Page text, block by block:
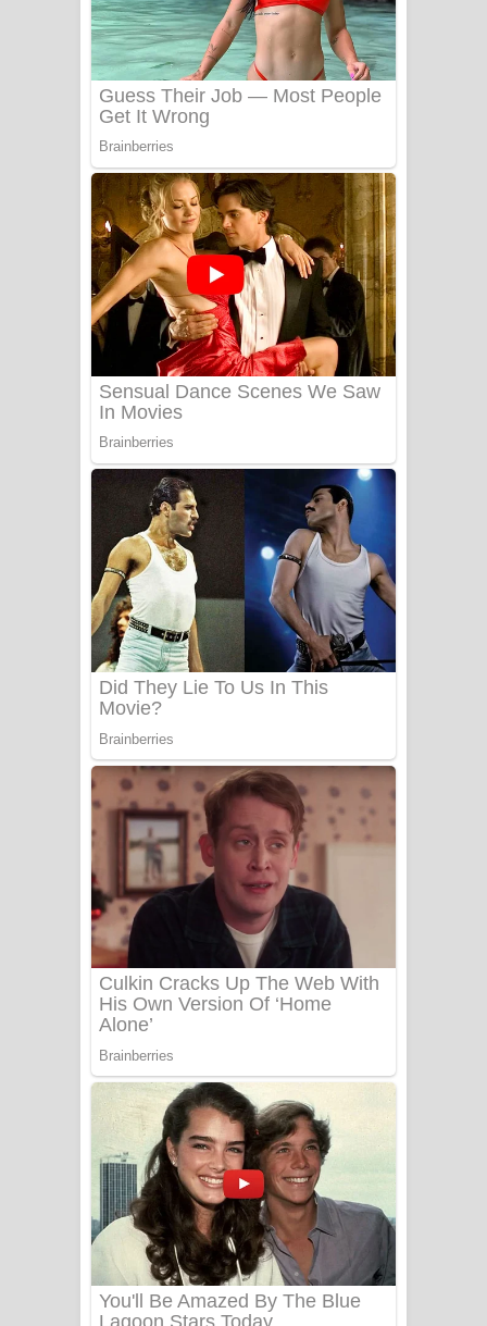
Benthara Palame Song Lyrics -
බෙන්තර පාලමේ ගීතයේ පද පෙළ
බැබලෙන ගීතයේ පද පෙළ
Adare Wadi Nisa Song Lyrics - ආදරේ
වැඩි නිසා ගීතයේ පද පෙළ
UNUHUMA Song Lyrics - උණුහුම
ගීතයේ පද පෙළ
Katakara Song Lyrics - කටකාර ගීතයේ
Tharu Yaye Dilena Song Lyrics - තරු
යායේ දිලෙනා ගීතයේ පද පෙළ
Ow Man Sosa Song Lyrics - ඔව් මං
සෝසා ගීතයේ පද පෙළ
Heavy Weight Song Lyrics
ලංවීලා ගීතයේ පද පෙළ
Ala purannata Song Lyrics - ආල
පුරන්නට ගීතයේ පද පෙළ
FEVER DREAM Lyrics - Alex Warren
BTS : Hooligan Lyrics
Apa Hamuwee Song Lyrics - අප හමුවී
ගීතයේ පද පෙළ
PATHINIYE Song Lyrics - පතිනියනේ
ගීතයේ පද පෙළ
Sorry Sir Song Lyrics - සොරි සර්
ගීතයේ පද පෙළ
Mathaka Aluthin Liyanna Song Lyrics